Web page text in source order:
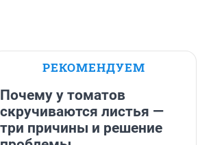
РЕКОМЕНДУЕМ
Почему у томатов
скручиваются листья —
три причины и решение